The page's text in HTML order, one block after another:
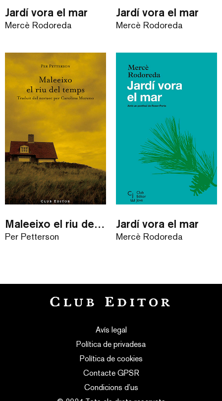
Jardí vora el mar
Mercè Rodoreda
Jardí vora el mar
Mercè Rodoreda
Maleeixo el riu del temps
Per Petterson
Jardí vora el mar
Mercè Rodoreda
Avís legal
Política de privadesa
Política de cookies
Contacte GPSR
Condicions d’us